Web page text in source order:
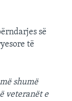
së
të
shumë
veteranët e